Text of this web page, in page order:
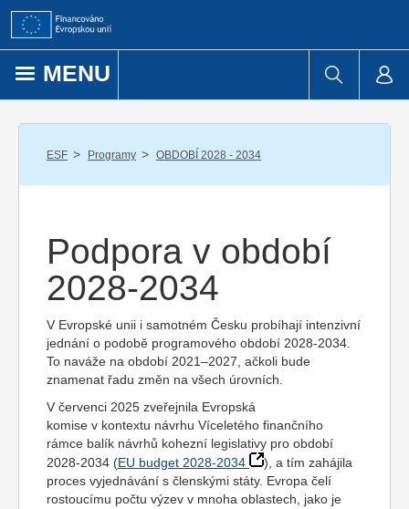
Přejít k obsahu
MENU
ESF / Programy / OBDOBÍ 2028 - 2034
Podpora v období
2028-2034
V Evropské unii i samotném Česku probíhají intenzivní
jednání o podobě programového období 2028-2034.
To naváže na období 2021–2027, ačkoli bude
znamenat řadu změn na všech úrovních.
V červenci 2025 zveřejnila Evropská
komise v kontextu návrhu Víceletého finančního
rámce balík návrhů kohezní legislativy pro období
2028-2034 (EU budget 2028-2034
), a tím zahájila
proces vyjednávání s členskými státy. Evropa čelí
rostoucímu počtu výzev v mnoha oblastech, jako je